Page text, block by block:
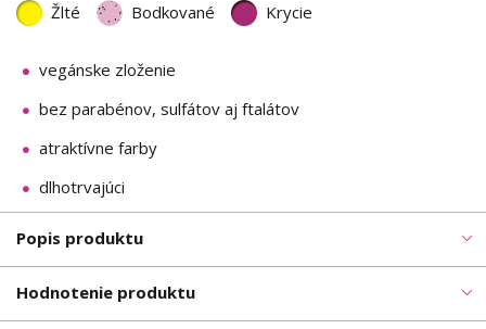
Žlté Bodkované Krycie
vegánske zloženie
bez parabénov, sulfátov aj ftalátov
atraktívne farby
dlhotrvajúci
Popis produktu
Hodnotenie produktu